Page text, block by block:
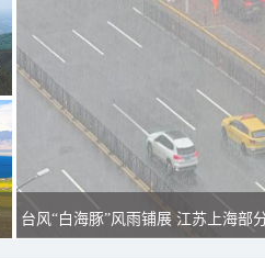
台风“白海豚”风雨铺展 江苏上海部